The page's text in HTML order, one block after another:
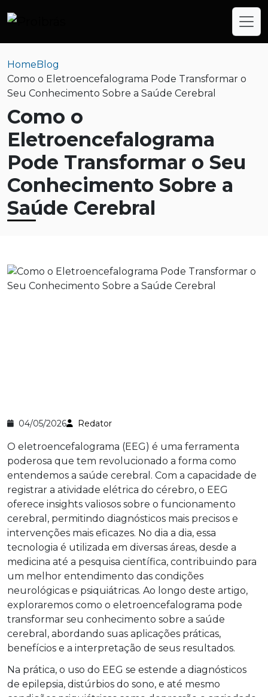
HomeBlog
Como o Eletroencefalograma Pode Transformar o
Seu Conhecimento Sobre a Saúde Cerebral
Como o
Eletroencefalograma
Pode Transformar o Seu
Conhecimento Sobre a
Saúde Cerebral
04/05/2026 Redator
O eletroencefalograma (EEG) é uma ferramenta
poderosa que tem revolucionado a forma como
entendemos a saúde cerebral. Com a capacidade de
registrar a atividade elétrica do cérebro, o EEG
oferece insights valiosos sobre o funcionamento
cerebral, permitindo diagnósticos mais precisos e
intervenções mais eficazes. No dia a dia, essa
tecnologia é utilizada em diversas áreas, desde a
medicina até a pesquisa científica, contribuindo para
um melhor entendimento das condições
neurológicas e psiquiátricas. Ao longo deste artigo,
exploraremos como o eletroencefalograma pode
transformar seu conhecimento sobre a saúde
cerebral, abordando suas aplicações práticas,
benefícios e a interpretação de seus resultados.
Na prática, o uso do EEG se estende a diagnósticos
de epilepsia, distúrbios do sono, e até mesmo